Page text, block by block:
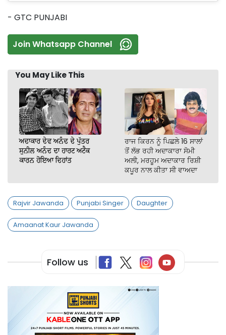
- GTC PUNJABI
Join Whatsapp Channel
You May Like This
ਅਦਾਕਾਰ ਦੇਵ ਅਨੰਦ ਦੇ ਪੁੱਤਰ
ਸੁਨੀਲ ਅਨੰਦ ਦਾ ਹਾਰਟ ਅਟੈਕ
ਕਾਰਨ ਹੋਇਆ ਦਿਹਾਂਤ
ਰਾਜ ਕਿਰਨ ਨੂੰ ਪਿਛਲੇ 16 ਸਾਲਾਂ
ਤੋਂ ਲੱਭ ਰਹੀ ਅਦਾਕਾਰਾ ਸੋਮੀ
ਅਲੀ, ਮਰਹੂਮ ਅਦਾਕਾਰ ਰਿਸ਼ੀ
ਕਪੂਰ ਨਾਲ ਕੀਤਾ ਸੀ ਵਾਅਦਾ
Rajvir Jawanda Punjabi Singer Daughter
Amaanat Kaur Jawanda
Follow us